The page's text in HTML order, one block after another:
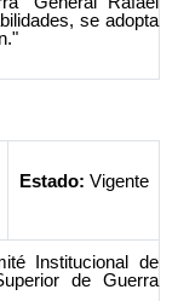
se adopta
Estado: Vigente
Institucional de
de Guerra